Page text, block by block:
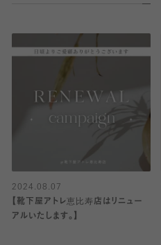
2024.08.07
【靴下屋アトレ恵比寿店はリニュー
アルいたします。】